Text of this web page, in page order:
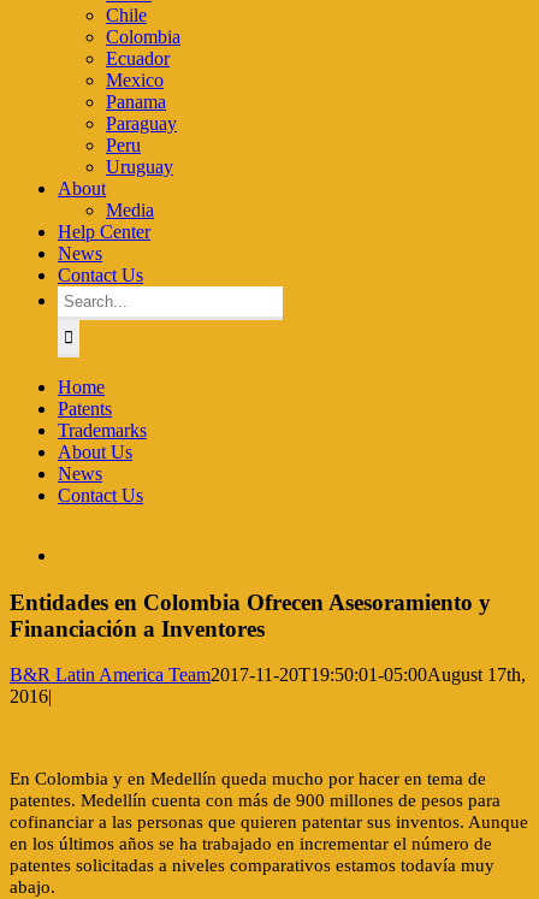
Chile
Colombia
Ecuador
Mexico
Panama
Paraguay
Peru
Uruguay
About
Media
Help Center
News
Contact Us
Search
for:
Home
Patents
Trademarks
About Us
News
Contact Us
Image
Entidades en Colombia Ofrecen Asesoramiento y
Financiación a Inventores
B&R Latin America Team2017-11-20T19:50:01-05:00August 17th,
2016|
En Colombia y en Medellín queda mucho por hacer en tema de
patentes. Medellín cuenta con más de 900 millones de pesos para
cofinanciar a las personas que quieren patentar sus inventos. Aunque
en los últimos años se ha trabajado en incrementar el número de
patentes solicitadas a niveles comparativos estamos todavía muy
abajo.